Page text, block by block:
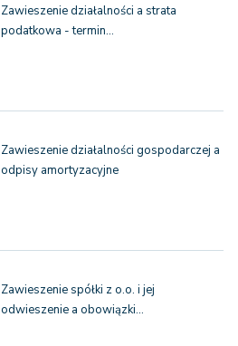
Zawieszenie działalności a strata
podatkowa - termin…
Zawieszenie działalności gospodarczej a
odpisy amortyzacyjne
Zawieszenie spółki z o.o. i jej
odwieszenie a obowiązki…